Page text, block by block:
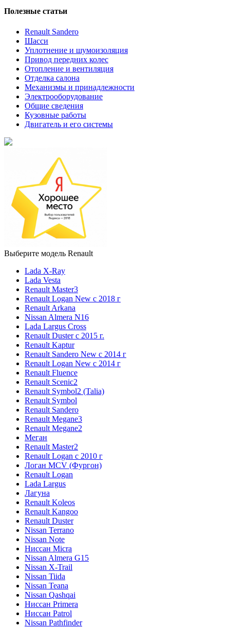
Полезные статьи
Renault Sandero
Шасси
Уплотнение и шумоизоляция
Привод передних колес
Отопление и вентиляция
Отделка салона
Механизмы и принадлежности
Электрооборудование
Общие сведения
Кузовные работы
Двигатель и его системы
Выберите модель Renault
Lada X-Ray
Lada Vesta
Renault Master3
Renault Logan New с 2018 г
Renault Arkana
Nissan Almera N16
Lada Largus Cross
Renault Duster с 2015 г.
Renault Kaptur
Renault Sandero New с 2014 г
Renault Logan New с 2014 г
Renault Fluence
Renault Scenic2
Renault Symbol2 (Talia)
Renault Symbol
Renault Sandero
Renault Megane3
Renault Megane2
Меган
Renault Master2
Renault Logan c 2010 г
Логан МСV (Фургон)
Renault Logan
Lada Largus
Лагуна
Renault Koleos
Renault Kangoo
Renault Duster
Nissan Terrano
Nissan Note
Ниссан Micra
Nissan Almera G15
Nissan X-Trail
Nissan Tiida
Nissan Teana
Nissan Qashqai
Ниссан Primera
Ниссан Patrol
Nissan Pathfinder